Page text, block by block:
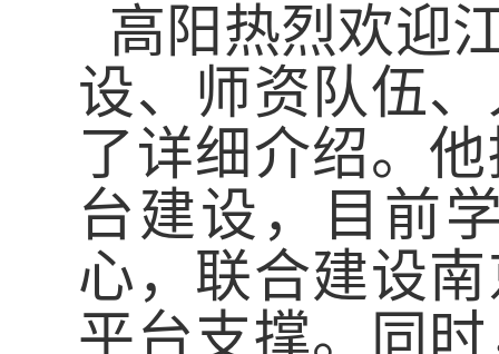
高阳热烈欢迎
设、师资队伍
了详细介绍。
台建设，目前
心，联合建设
平台支撑。同